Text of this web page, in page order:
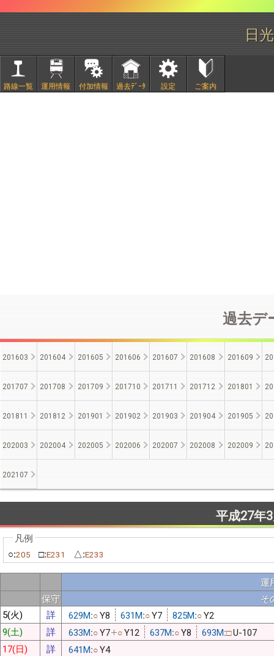
日
路線一覧 運用情報 付加情報 過去ﾃﾞｰﾀ 設定 ご案内
過去デ
201603 201604 201605 201606 201607 201608 201609
201707 201708 201709 201710 201711 201712 201801
201811 201812 201901 201902 201903 201904 201905
202003 202004 202005 202006 202007 202008 202009
202107
平成27年
○:205 □:E231 △:E233
運
保守
そ
5(火)
詳 629M:○Y8 631M:○Y7 825M:○Y2
9(土)
詳 633M:○Y7 ○Y12 637M:○Y8 693M:□U-107
17(日)
詳 641M:○Y4